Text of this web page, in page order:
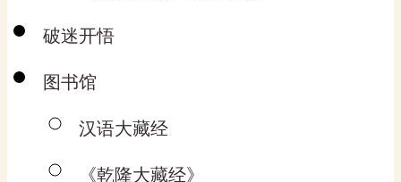
破迷开悟
图书馆
汉语大藏经
《乾隆大藏经》